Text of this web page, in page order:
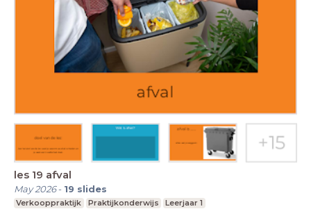
les 19 afval
May 2026- 19 slides
Verkooppraktijk Praktijkonderwijs Leerjaar 1